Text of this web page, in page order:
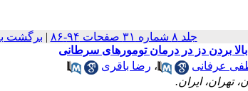
جلد ۸ شماره ۳۱ صفحات ۹۴-۸۶ | برگشت
عرفانی ، رضا باقری
تهران، ایران.